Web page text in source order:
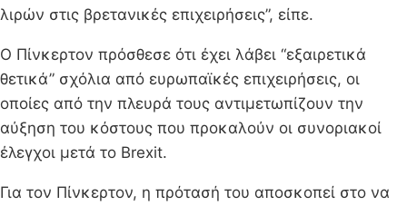
λιρών στις βρετανικές επιχειρήσεις”, είπε.
Ο Πίνκερτον πρόσθεσε ότι έχει λάβει “εξαιρετικά
θετικά” σχόλια από ευρωπαϊκές επιχειρήσεις, οι
οποίες από την πλευρά τους αντιμετωπίζουν την
αύξηση του κόστους που προκαλούν οι συνοριακοί
έλεγχοι μετά το Brexit.
Για τον Πίνκερτον, η πρότασή του αποσκοπεί στο να